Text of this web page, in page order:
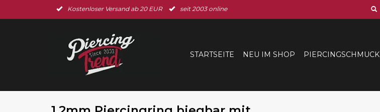
Kostenloser Versand ab 20 EUR seit 2003 online
STARTSEITE NEU IM SHOP PIERCINGSCHMUCK